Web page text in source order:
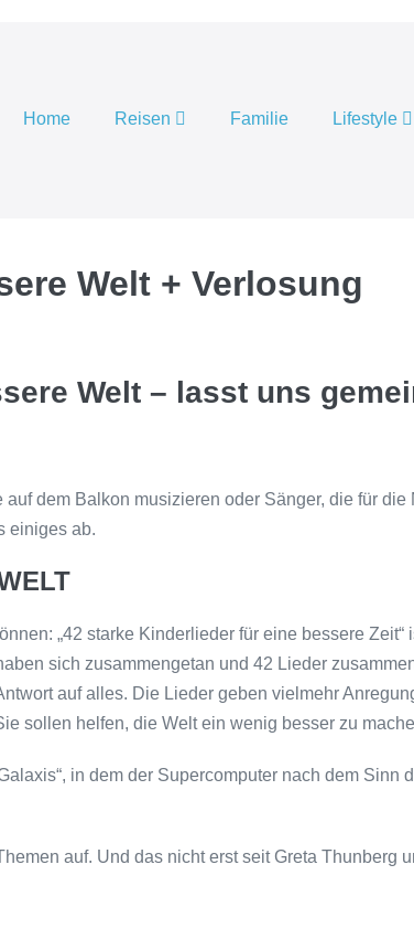
Home Reisen Familie Lifestyle
Welt + Verlosung
Welt – lasst uns
dem Balkon musizieren oder Sänger, die für
einiges ab.
„42 starke Kinderlieder für eine bessere
sich zusammengetan und 42 Lieder
auf alles. Die Lieder geben vielmehr
sollen helfen, die Welt ein wenig besser zu
in dem der Supercomputer nach dem Sinn
auf. Und das nicht erst seit Greta Thunberg